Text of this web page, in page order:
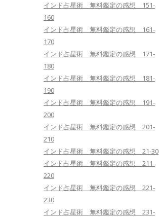
インド占星術 無料鑑定の感想 151-
160
インド占星術 無料鑑定の感想 161-
170
インド占星術 無料鑑定の感想 171-
180
インド占星術 無料鑑定の感想 181-
190
インド占星術 無料鑑定の感想 191-
200
インド占星術 無料鑑定の感想 201-
210
インド占星術 無料鑑定の感想 21-30
インド占星術 無料鑑定の感想 211-
220
インド占星術 無料鑑定の感想 221-
230
インド占星術 無料鑑定の感想 231-